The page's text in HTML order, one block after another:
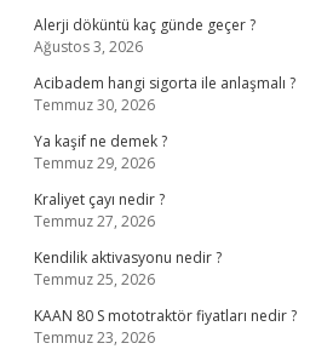
Alerji döküntü kaç günde geçer ?
Ağustos 3, 2026
Acibadem hangi sigorta ile anlaşmalı ?
Temmuz 30, 2026
Ya kaşif ne demek ?
Temmuz 29, 2026
Kraliyet çayı nedir ?
Temmuz 27, 2026
Kendilik aktivasyonu nedir ?
Temmuz 25, 2026
KAAN 80 S mototraktör fiyatları nedir ?
Temmuz 23, 2026